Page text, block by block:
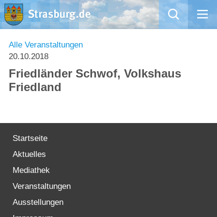
Mängelmeldung
Rathaus
Wirtschaft
Alle Veranstaltungen
20.10.2018
Friedländer Schwof, Volkshaus
Friedland
Startseite
Aktuelles
Mediathek
Veranstaltungen
Ausstellungen